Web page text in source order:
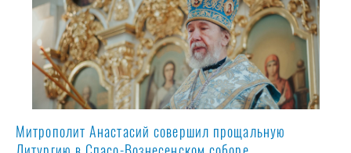
Митрополит Анастасий совершил прощальную